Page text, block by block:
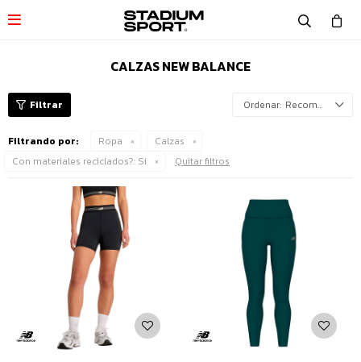

CALZAS NEW BALANCE
Recomendados
Filtrando por: Ropa
Calzas
Con materiales reciclados?: Si Quitar filtros